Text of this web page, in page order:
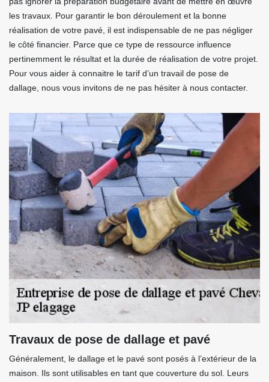
les travaux. Pour garantir le bon déroulement et la bonne
réalisation de votre pavé, il est indispensable de ne pas négliger
le côté financier. Parce que ce type de ressource influence
pertinemment le résultat et la durée de réalisation de votre projet.
Pour vous aider à connaitre le tarif d’un travail de pose de
dallage, nous vous invitons de ne pas hésiter à nous contacter.
Travaux de pose de dallage et pavé
Généralement, le dallage et le pavé sont posés à l’extérieur de la
maison. Ils sont utilisables en tant que couverture du sol. Leurs